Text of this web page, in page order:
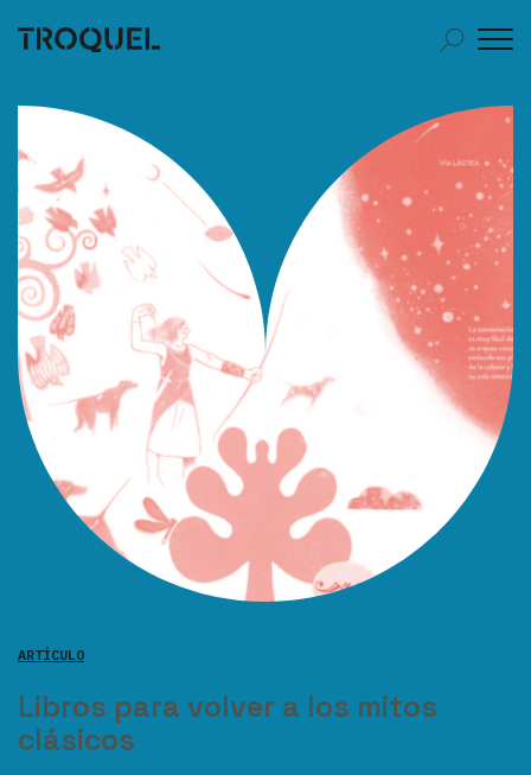
ARTÍCULO
Libros para volver a los mitos
clásicos